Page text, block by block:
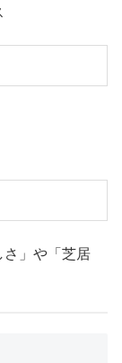
さ」や「芝居